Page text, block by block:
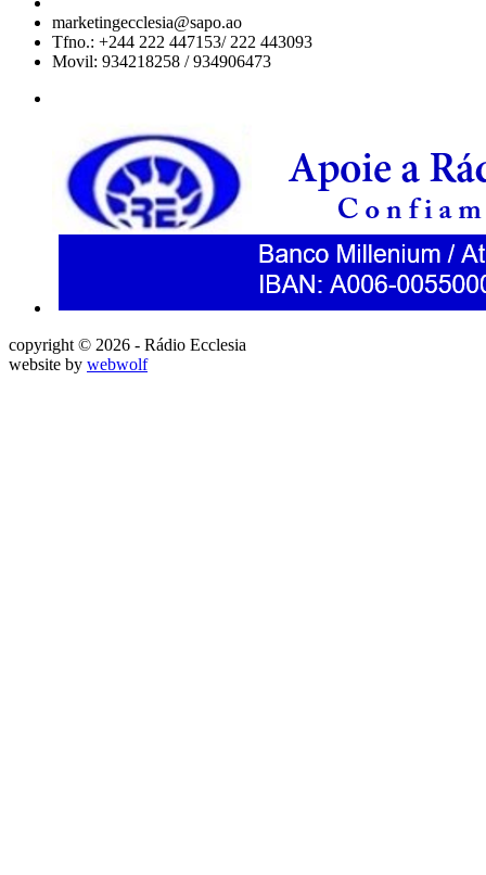
marketingecclesia@sapo.ao
Tfno.: +244 222 447153/ 222 443093
Movil: 934218258 / 934906473
copyright © 2026 - Rádio Ecclesia
website by webwolf